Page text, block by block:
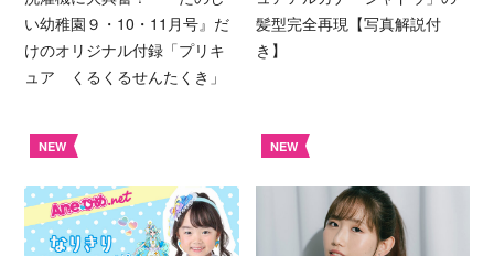
い幼稚園９・10・11月号』だ
けのオリジナル付録「プリキ
ュア くるくるせんたくき」
髪型完全再現【写真解説付
き】
NEW NEW